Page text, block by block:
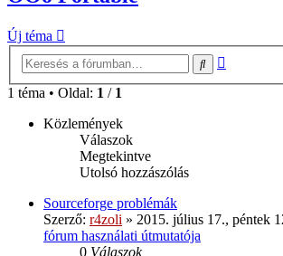
Új téma
Keresés
1 téma • Oldal: 1 / 1
Közlemények
Válaszok
Megtekintve
Utolsó hozzászólás
Sourceforge problémák
Szerző: r4zoli » 2015. július 17., péntek
fórum használati útmutatója
0 Válaszok